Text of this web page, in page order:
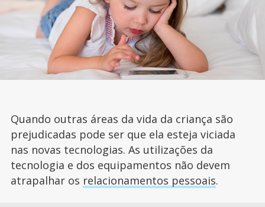
Quando outras áreas da vida da criança são
prejudicadas pode ser que ela esteja viciada
nas novas tecnologias. As utilizações da
tecnologia e dos equipamentos não devem
atrapalhar os relacionamentos pessoais.